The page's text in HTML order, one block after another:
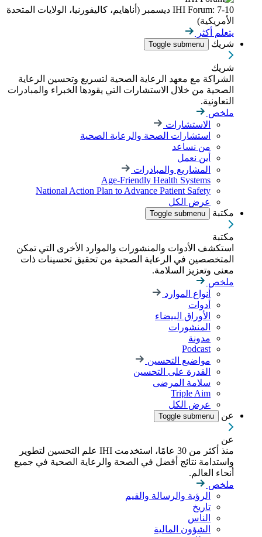
IHI Forum: 7-10 ديسمبر (أناهايم، كاليفورنيا، الولايات المتحدة
الأمريكية)
يتعلم أكثر
شريك
Toggle submenu
شريك
الشراكة مع معهد الرعاية الصحية لتسريع وتحسين الرعاية
الصحية من خلال الاستشارات التي يقودها الخبراء والمبادرات
التعاونية.
ملخص
الاستشارات
استشارات الصحة والرعاية الصحية
من نساعد
أين نعمل
المشاريع والمبادرات
Age-Friendly Health Systems
National Action Plan to Advance Patient Safety
عرض الكل
مكتبة
Toggle submenu
مكتبة
استكشف الأدوات والمنشورات والموارد الأخرى التي تمكن
المتخصصين في الرعاية الصحية من تحقيق تحسينات ذات
معنى وتعزيز السلامة.
ملخص
أنواع الموارد
أدوات
الأوراق البيضاء
المنشورات
مدونة
Podcast
مواضيع التحسين
القدرة على التحسين
سلامة المرضى
Triple Aim
عرض الكل
عن
Toggle submenu
عن
منذ أكثر من 30 عامًا، استخدمت IHI علم التحسين لتطوير
واستدامة نتائج أفضل في الصحة والرعاية الصحية في جميع
أنحاء العالم.
ملخص
الرؤية والرسالة والقيم
تاريخ
الناس
الشؤون المالية